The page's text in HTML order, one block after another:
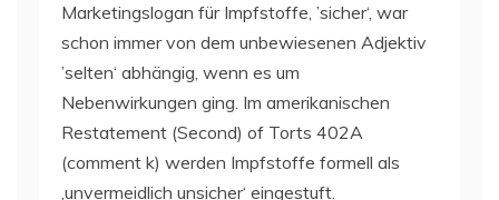
Marketingslogan für Impfstoffe, ’sicher‘, war
schon immer von dem unbewiesenen Adjektiv
’selten‘ abhängig, wenn es um
Nebenwirkungen ging. Im amerikanischen
Restatement (Second) of Torts 402A
(comment k) werden Impfstoffe formell als
‚unvermeidlich unsicher‘ eingestuft.